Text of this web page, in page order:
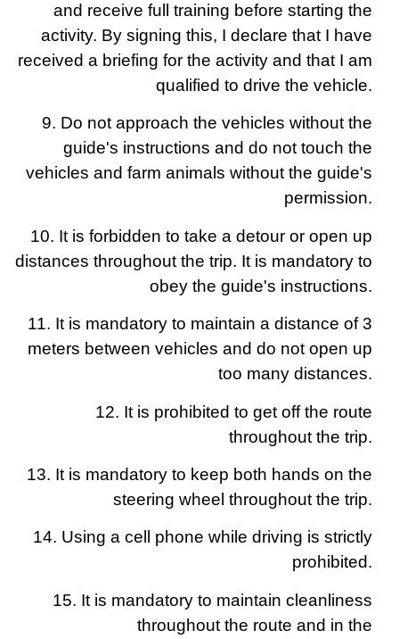
and receive full training before starting the
activity. By signing this, I declare that I have
received a briefing for the activity and that I am
qualified to drive the vehicle.
9. Do not approach the vehicles without the
guide's instructions and do not touch the
vehicles and farm animals without the guide's
permission.
10. It is forbidden to take a detour or open up
distances throughout the trip. It is mandatory to
obey the guide's instructions.
11. It is mandatory to maintain a distance of 3
meters between vehicles and do not open up
too many distances.
12. It is prohibited to get off the route
throughout the trip.
13. It is mandatory to keep both hands on the
steering wheel throughout the trip.
14. Using a cell phone while driving is strictly
prohibited.
15. It is mandatory to maintain cleanliness
throughout the route and in the